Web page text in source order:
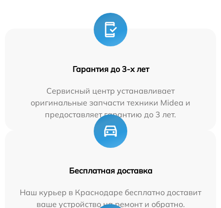
Гарантия до 3-х лет
Сервисный центр устанавливает
оригинальные запчасти техники Midea и
предоставляет гарантию до 3 лет.
Бесплатная доставка
Наш курьер в Краснодаре бесплатно доставит
ваше устройство на ремонт и обратно.